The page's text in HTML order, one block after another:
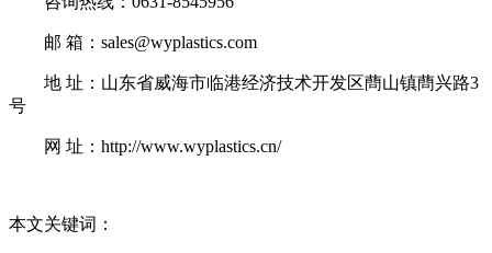
邮 箱：sales@wyplastics.com
地 址：山东省威海市临港经济技术开发区蔄山镇蔄兴路3
号
网 址：http://www.wyplastics.cn/
本文关键词：